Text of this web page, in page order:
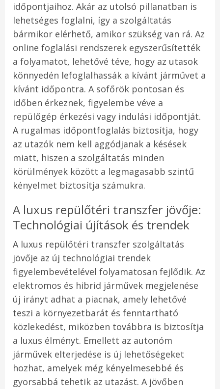
időpontjaihoz. Akár az utolsó pillanatban is
lehetséges foglalni, így a szolgáltatás
bármikor elérhető, amikor szükség van rá. Az
online foglalási rendszerek egyszerűsítették
a folyamatot, lehetővé téve, hogy az utasok
könnyedén lefoglalhassák a kívánt járművet a
kívánt időpontra. A sofőrök pontosan és
időben érkeznek, figyelembe véve a
repülőgép érkezési vagy indulási időpontját.
A rugalmas időpontfoglalás biztosítja, hogy
az utazók nem kell aggódjanak a késések
miatt, hiszen a szolgáltatás minden
körülmények között a legmagasabb szintű
kényelmet biztosítja számukra.
A luxus repülőtéri transzfer jövője:
Technológiai újítások és trendek
A luxus repülőtéri transzfer szolgáltatás
jövője az új technológiai trendek
figyelembevételével folyamatosan fejlődik. Az
elektromos és hibrid járművek megjelenése
új irányt adhat a piacnak, amely lehetővé
teszi a környezetbarát és fenntartható
közlekedést, miközben továbbra is biztosítja
a luxus élményt. Emellett az autonóm
járművek elterjedése is új lehetőségeket
hozhat, amelyek még kényelmesebbé és
gyorsabbá tehetik az utazást. A jövőben